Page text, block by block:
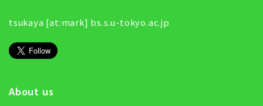
tsukaya [at:mark] bs.s.u-tokyo.ac.jp
About us